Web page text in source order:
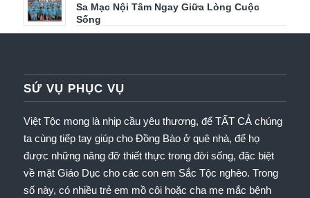
Sa Mạc Nội Tâm Ngay Giữa Lòng Cuộc
Sống
SỨ VỤ PHỤC VỤ
Việt Tộc mong là nhịp cầu yêu thương, để TẤT CẢ chúng
ta cùng tiếp tay giúp cho Đồng Bào ở quê nhà, để họ
được những nâng đỡ thiết thực trong đời sống, đặc biệt
về mặt Giáo Dục cho các con em Sắc Tộc nghèo. Trong
số này, có nhiều trẻ em mồ côi hoặc cha mẹ mắc bệnh